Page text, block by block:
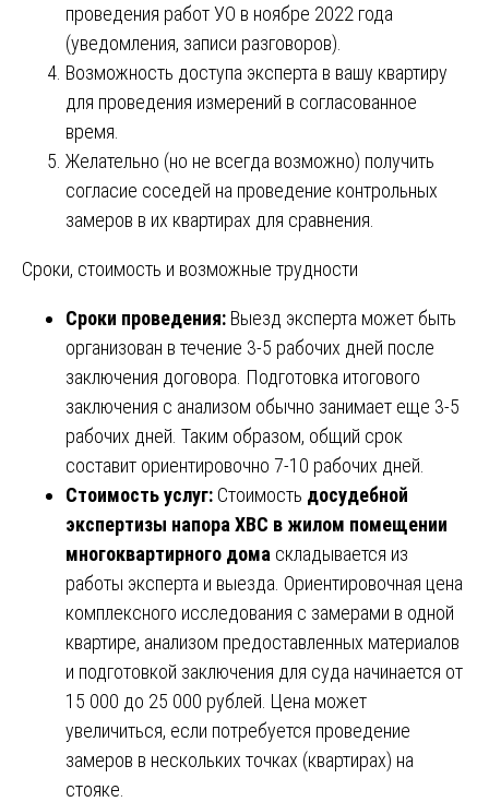
проведения работ УО в ноябре 2022 года
(уведомления, записи разговоров).
Возможность доступа эксперта в вашу квартиру
для проведения измерений в согласованное
время.
Желательно (но не всегда возможно) получить
согласие соседей на проведение контрольных
замеров в их квартирах для сравнения.
Сроки, стоимость и возможные трудности
Сроки проведения: Выезд эксперта может быть
организован в течение 3-5 рабочих дней после
заключения договора. Подготовка итогового
заключения с анализом обычно занимает еще 3-5
рабочих дней. Таким образом, общий срок
составит ориентировочно 7-10 рабочих дней.
Стоимость услуг: Стоимость досудебной
экспертизы напора ХВС в жилом помещении
многоквартирного дома складывается из
работы эксперта и выезда. Ориентировочная цена
комплексного исследования с замерами в одной
квартире, анализом предоставленных материалов
и подготовкой заключения для суда начинается от
15 000 до 25 000 рублей. Цена может
увеличиться, если потребуется проведение
замеров в нескольких точках (квартирах) на
стояке.